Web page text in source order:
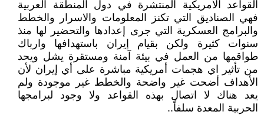
القواعد الأمريكية المنتشرة في دول المنطقة العربية
فهي الصناديق التي تكنز المعلومات والاسرار والخطط
والبرامج العسكرية التي جرى إعدادها والتحضير لها منذ
سنوات كثيرة ولكن بقيام إيران باستهدافها وارباك
طواقمها من العمل في بيئة آمنة ومستقرة يشل ويحد
من تأثير اي هجمات أمريكية مباشرة على أي إيران لأن
الأهداف أضحت غير واضحة والخطط غير موجودة ولم
يعد هناك لا اتصال بهذه القواعد ولا وجود لبرامجها
الحربية المعدة سلفاً..